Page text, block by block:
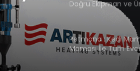
Doğru Ekipman ve
Petmona : Kedi
Maması İle Tüm